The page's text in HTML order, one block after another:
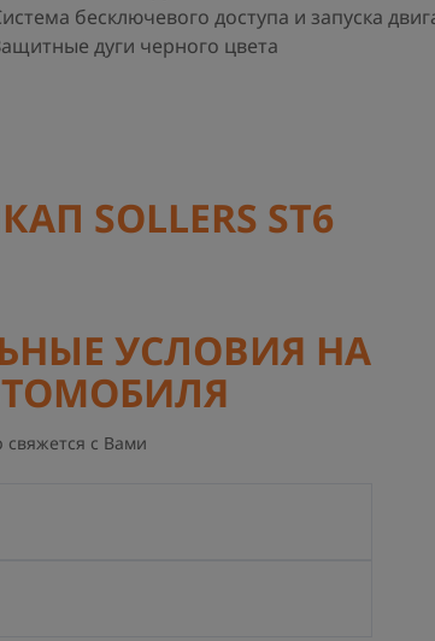
бесключевого доступа и запуска
дуги черного цвета
SOLLERS ST6
УСЛОВИЯ НА
с Вами